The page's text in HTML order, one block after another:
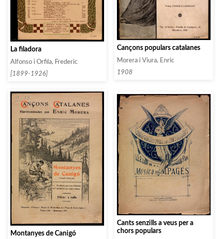
La filadora
Alfonso i Orfila, Frederic
[1899-1926]
Cançons populars catalanes
Morera i Viura, Enric
1908
Montanyes de Canigó
Cants senzills a veus per a
chors populars